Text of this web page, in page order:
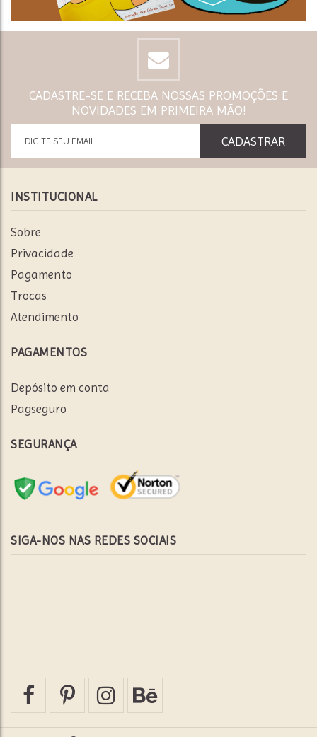
CADASTRE-SE E RECEBA NOSSAS PROMOÇÕES E
NOVIDADES EM PRIMEIRA MÃO!
INSTITUCIONAL
Sobre
Privacidade
Pagamento
Trocas
Atendimento
PAGAMENTOS
Depósito em conta
Pagseguro
SEGURANÇA
SIGA-NOS NAS REDES SOCIAIS